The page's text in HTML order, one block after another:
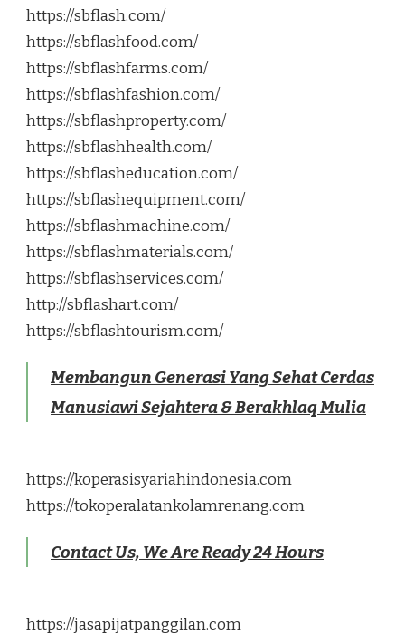
https://sbflash.com/
https://sbflashfood.com/
https://sbflashfarms.com/
https://sbflashfashion.com/
https://sbflashproperty.com/
https://sbflashhealth.com/
https://sbflasheducation.com/
https://sbflashequipment.com/
https://sbflashmachine.com/
https://sbflashmaterials.com/
https://sbflashservices.com/
http://sbflashart.com/
https://sbflashtourism.com/
Membangun Generasi Yang Sehat Cerdas
Manusiawi Sejahtera & Berakhlaq Mulia
https://koperasisyariahindonesia.com
https://tokoperalatankolamrenang.com
Contact Us, We Are Ready 24 Hours
https://jasapijatpanggilan.com